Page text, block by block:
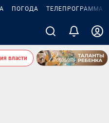
ПОГОДА ТЕЛЕПРОГРАММА
власти